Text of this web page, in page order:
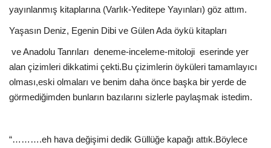
yayınlanmış kitaplarına (Varlık-Yeditepe Yayınları) göz attım.
Yaşasın Deniz, Egenin Dibi ve Gülen Ada öykü kitapları
ve Anadolu Tanrıları deneme-inceleme-mitoloji eserinde yer
alan çizimleri dikkatimi çekti.Bu çizimlerin öyküleri tamamlayıcı
olması,eski olmaları ve benim daha önce başka bir yerde de
görmediğimden bunların bazılarını sizlerle paylaşmak istedim.
“……….eh hava değişimi dedik Güllüğe kapağı attık.Böylece